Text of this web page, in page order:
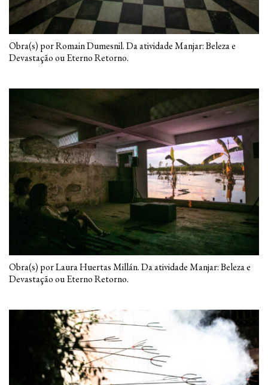
Obra(s) por Romain Dumesnil. Da atividade Manjar: Beleza e
Devastação ou Eterno Retorno.
Obra(s) por Laura Huertas Millán. Da atividade Manjar: Beleza e
Devastação ou Eterno Retorno.